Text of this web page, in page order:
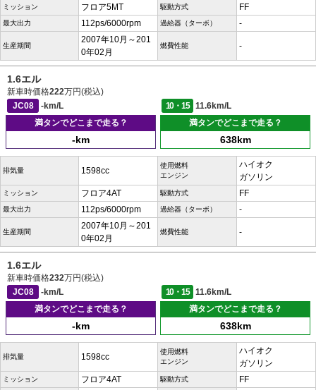
ミッション フロア5MT 駆動方式 FF
最大出力 112ps/6000rpm 過給器（ターボ） -
生産期間
2007年10月～201
0年02月
燃費性能 -
1.6エル
新車時価格222万円(税込)
JC08
-km/L 10・15
11.6km/L
満タンでどこまで走る？
-km
満タンでどこまで走る？
638km
排気量 1598cc
使用燃料
エンジン
ハイオク
ガソリン
ミッション フロア4AT 駆動方式 FF
最大出力 112ps/6000rpm 過給器（ターボ） -
生産期間
2007年10月～201
0年02月
燃費性能 -
1.6エル
新車時価格232万円(税込)
JC08
-km/L 10・15
11.6km/L
満タンでどこまで走る？
-km
満タンでどこまで走る？
638km
排気量 1598cc
使用燃料
エンジン
ハイオク
ガソリン
ミッション フロア4AT 駆動方式 FF